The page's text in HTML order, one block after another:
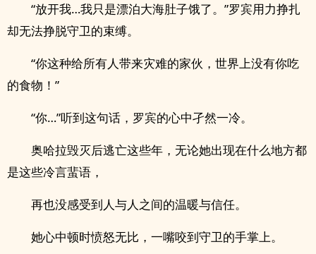
“放开我…我只是漂泊大海肚子饿了。”罗宾用力挣扎
却无法挣脱守卫的束缚。
“你这种给所有人带来灾难的家伙，世界上没有你吃
的食物！”
“你…”听到这句话，罗宾的心中孑然一冷。
奥哈拉毁灭后逃亡这些年，无论她出现在什么地方都
是这些冷言蜚语，
再也没感受到人与人之间的温暖与信任。
她心中顿时愤怒无比，一嘴咬到守卫的手掌上。